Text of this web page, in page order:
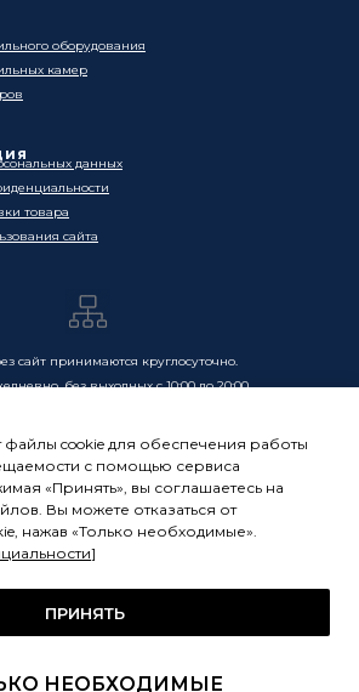
на сайте, носят информационный
являются публичной офертой в смысле
стоимость товаров и услуг
индивидуально и фиксируется в
Условия оказания услуг определяются
офертой, размещённой по адресу:
сайт принимаются круглосуточно.
без выходных с 10:00 до 20:00
данных
товара
сайта
оборудования
камер
файлы cookie для обеспечения работы
с помощью сервиса
«Принять», вы соглашаетесь на
Вы можете отказаться от
нажав «Только необходимые».
]
ПРИНЯТЬ
НЕОБХОДИМЫЕ